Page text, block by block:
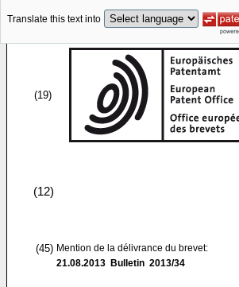
Translate this text into
(19)
(12)
(45) Mention de la délivrance du brevet:
21.08.2013 Bulletin 2013/34